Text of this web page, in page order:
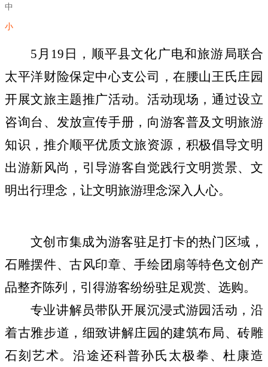
中
小
5月 19 日 ， 顺平县文化广电和旅游局联合
太平洋财险保定中心支公司，在腰山王氏庄园
开展文旅主题推广活动。活动现场，通过设立
咨询台、发放宣传手册，向游客普及文明旅游
知识，推介顺平优质文旅资源，积极倡导文明
出游新风尚，引导游客自觉践行文明赏景、文
明出行理念，让文明旅游理念深入人心。
文创市集成为游客驻足打卡的热门区域，
石雕摆件、古风印章、手绘团扇等特色文创产
品整齐陈列，引得游客纷纷驻足观赏、选购。
专业讲解员带队开展沉浸式游园活动，沿
着古雅步道，细致讲解庄园的建筑布局、砖雕
石刻艺术。沿途还科普孙氏太极拳、杜康造